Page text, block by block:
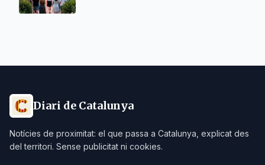
Diari de Catalunya
Notícies de proximitat: el que passa a Catalunya, explicat des
del territori. Sense publicitat ni cookies.